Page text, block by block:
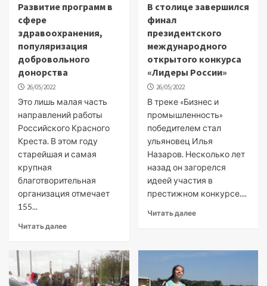
Развитие программ в
сфере
здравоохранения,
популяризация
добровольного
донорства
26/05/2022
Это лишь малая часть
направлений работы
Российского Красного
Креста. В этом году
старейшая и самая
крупная
благотворительная
организация отмечает
155...
Читать далее
В столице завершился
финал
президентского
международного
открытого конкурса
«Лидеры России»
26/05/2022
В треке «Бизнес и
промышленность»
победителем стал
ульяновец Илья
Назаров. Несколько лет
назад он загорелся
идеей участия в
престижном конкурсе....
Читать далее